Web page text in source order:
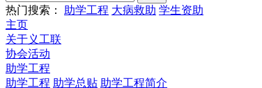
热门搜索： 助学工程 大病救助 学生资助
主页
关于义工联
协会活动
助学工程
助学工程 助学总贴 助学工程简介